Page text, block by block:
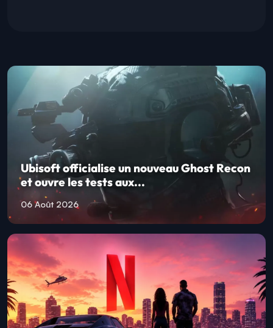
Ubisoft officialise un nouveau Ghost Recon
et ouvre les tests aux...
06 Août 2026